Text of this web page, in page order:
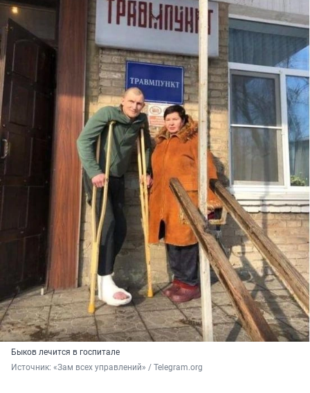
Быков лечится в госпитале
Источник: «Зам всех управлений» / Telegram.org